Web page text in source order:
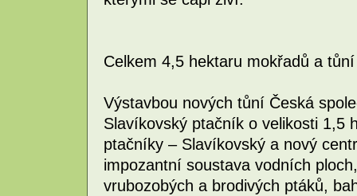
Celkem 4,5 hektaru mokřadů a tůní
Výstavbou nových tůní Česká
Slavíkovský ptačník o velikosti 1,5
ptačníky – Slavíkovský a nový
impozantní soustava vodních
vrubozobých a brodivých ptáků,